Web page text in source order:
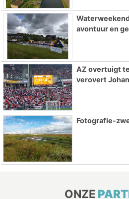
avontuur en
AZ overtuigt
verovert
Fotografie-
ONZE